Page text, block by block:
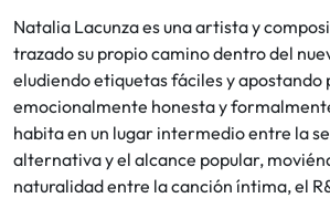
Natalia Lacunza es una artista y
trazado su propio camino dentro del
eludiendo etiquetas fáciles y apostando
emocionalmente honesta y
habita en un lugar intermedio entre la
alternativa y el alcance popular,
naturalidad entre la canción íntima, el